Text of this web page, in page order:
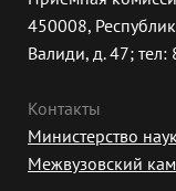
450008,
Валиди, д. 47;
Контакты
Министерство
Межвузовский